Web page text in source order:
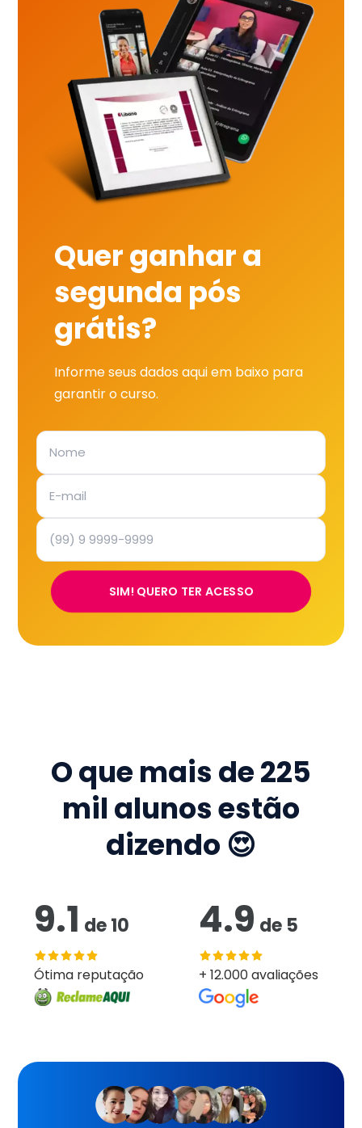
Quer ganhar a
segunda pós
grátis?
Informe seus dados aqui em baixo para
garantir o curso.
SIM! QUERO TER ACESSO
O que mais de225
mil alunos estão
dizendo 😍
9.1 de10
Ótima reputação
4.9 de 5
+ 12.000 avaliações